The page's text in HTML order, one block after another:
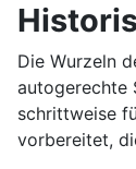
Die Wurzeln
autogerechte
schrittweise
vorbereitet,